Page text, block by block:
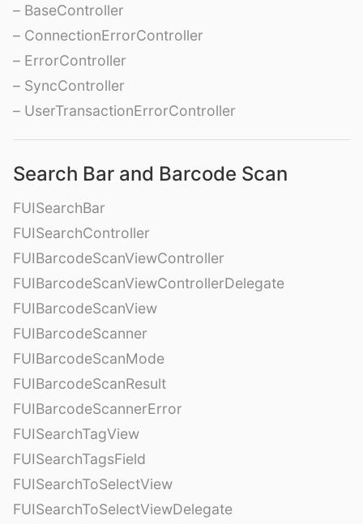
– BaseController
– ConnectionErrorController
– ErrorController
– SyncController
– UserTransactionErrorController
Search Bar and Barcode Scan
FUISearchBar
FUISearchController
FUIBarcodeScanViewController
FUIBarcodeScanViewControllerDelegate
FUIBarcodeScanView
FUIBarcodeScanner
FUIBarcodeScanMode
FUIBarcodeScanResult
FUIBarcodeScannerError
FUISearchTagView
FUISearchTagsField
FUISearchToSelectView
FUISearchToSelectViewDelegate